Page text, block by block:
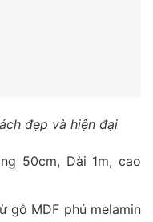
đẹp và hiện đại
50cm, Dài 1m, cao
gỗ MDF phủ melamin